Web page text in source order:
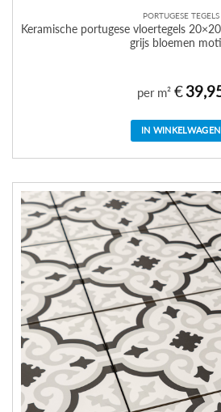
PORTUGESE TEGELS
Keramische portugese vloertegels
grijs bloemen
per m² €
IN WINKELWAGEN